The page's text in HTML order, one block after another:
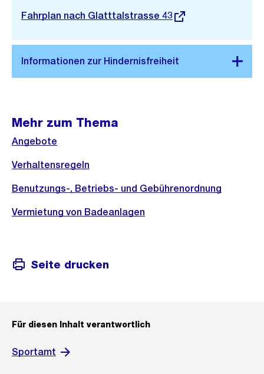
Externer
Fahrplan nach Glatttalstrasse 43
Mehr zum Thema
Angebote
Verhaltensregeln
Benutzungs-, Betriebs- und Gebührenordnung
Vermietung von Badeanlagen
Seite drucken
Für diesen Inhalt verantwortlich
Sportamt